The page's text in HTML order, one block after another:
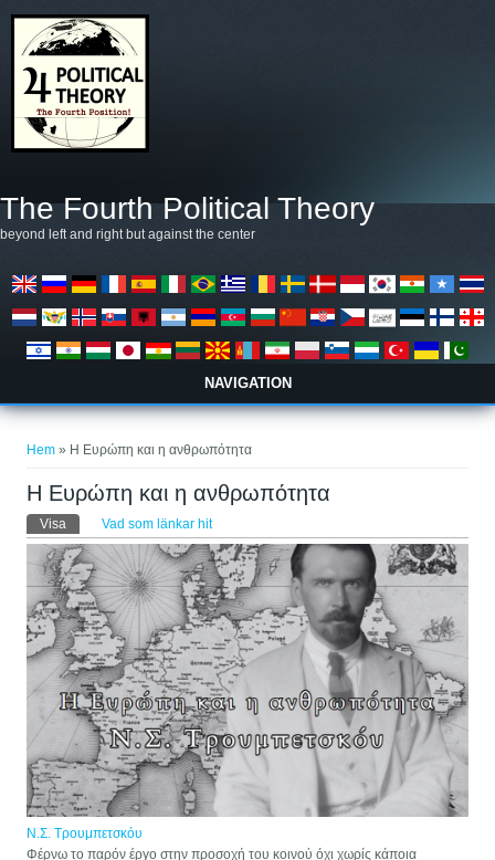
The Fourth Political Theory
beyond left and right but against the center
NAVIGATION
Hem » Η Ευρώπη και η ανθρωπότητα
Η Ευρώπη και η ανθρωπότητα
Primära flikar
Visa (aktiv flik)Vad som länkar hit
Ν.Σ. Τρουμπετσκόυ
Φέρνω το παρόν έργο στην προσοχή του κοινού όχι χωρίς κάποια